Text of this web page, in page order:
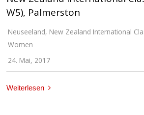
W5), Palmerston
Neuseeland, New Zealand International
Women
24. Mai, 2017
Weiterlesen